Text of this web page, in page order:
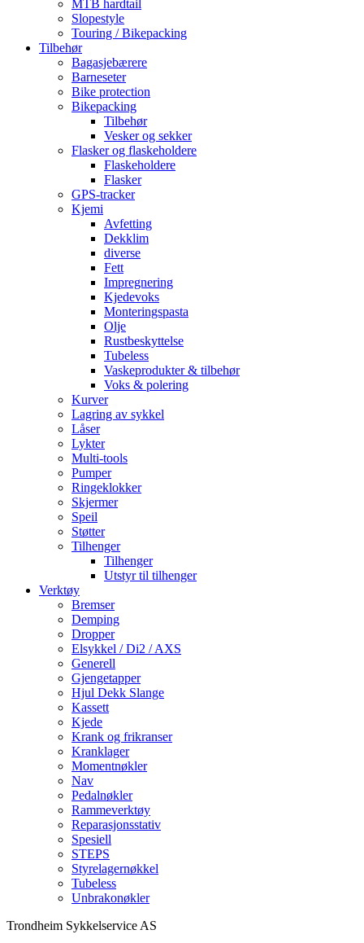
MTB hardtail
Slopestyle
Touring / Bikepacking
Tilbehør
Bagasjebærere
Barneseter
Bike protection
Bikepacking
Tilbehør
Vesker og sekker
Flasker og flaskeholdere
Flaskeholdere
Flasker
GPS-tracker
Kjemi
Avfetting
Dekklim
diverse
Fett
Impregnering
Kjedevoks
Monteringspasta
Olje
Rustbeskyttelse
Tubeless
Vaskeprodukter & tilbehør
Voks & polering
Kurver
Lagring av sykkel
Låser
Lykter
Multi-tools
Pumper
Ringeklokker
Skjermer
Speil
Støtter
Tilhenger
Tilhenger
Utstyr til tilhenger
Verktøy
Bremser
Demping
Dropper
Elsykkel / Di2 / AXS
Generell
Gjengetapper
Hjul Dekk Slange
Kassett
Kjede
Krank og frikranser
Kranklager
Momentnøkler
Nav
Pedalnøkler
Rammeverktøy
Reparasjonsstativ
Spesiell
STEPS
Styrelagernøkkel
Tubeless
Unbrakonøkler
Trondheim Sykkelservice AS